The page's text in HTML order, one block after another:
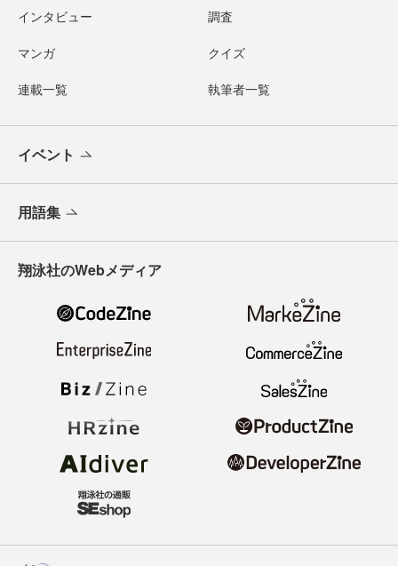
インタビュー 調査
マンガ クイズ
連載一覧 執筆者一覧
イベント
用語集
翔泳社のWebメディア